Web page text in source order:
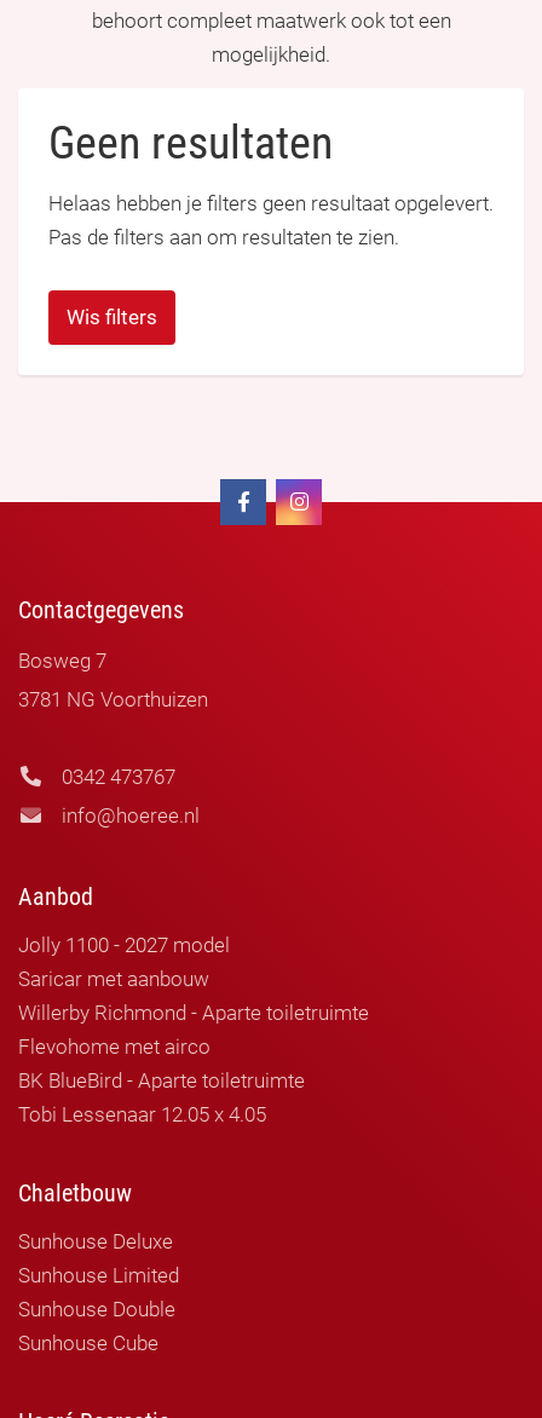
behoort compleet maatwerk ook tot een
mogelijkheid.
Geen resultaten
Helaas hebben je filters geen resultaat opgelevert.
Pas de filters aan om resultaten te zien.
Wis filters
Contactgegevens
Bosweg 7
3781 NG Voorthuizen
0342 473767
info@hoeree.nl
Aanbod
Jolly 1100 - 2027 model
Saricar met aanbouw
Willerby Richmond - Aparte toiletruimte
Flevohome met airco
BK BlueBird - Aparte toiletruimte
Tobi Lessenaar 12.05 x 4.05
Chaletbouw
Sunhouse Deluxe
Sunhouse Limited
Sunhouse Double
Sunhouse Cube